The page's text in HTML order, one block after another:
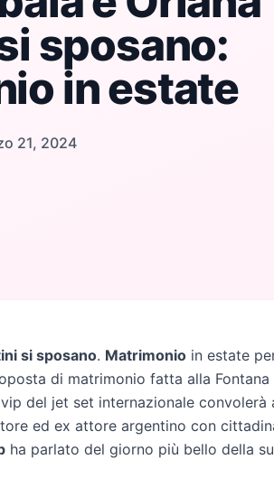
sposano:
in estate
21, 2024
si sposano. Matrimonio in estate
di matrimonio fatta alla
del jet set internazionale convolerà
ed ex attore argentino con
ha parlato del giorno più bello della